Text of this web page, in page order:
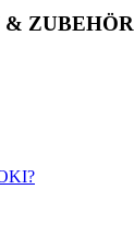
ZUBEHÖR